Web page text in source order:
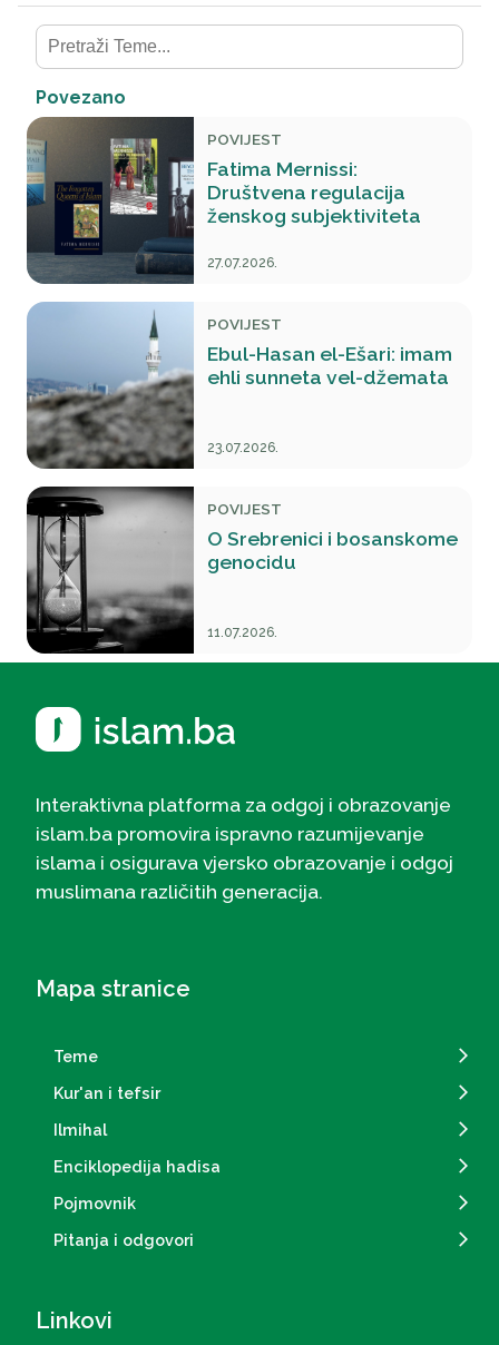
Povezano
POVIJEST
Fatima Mernissi:
Društvena regulacija
ženskog subjektiviteta
27.07.2026.
POVIJEST
Ebul-Hasan el-Ešari: imam
ehli sunneta vel-džemata
23.07.2026.
POVIJEST
O Srebrenici i bosanskome
genocidu
11.07.2026.
Interaktivna platforma za odgoj i obrazovanje
islam.ba promovira ispravno razumijevanje
islama i osigurava vjersko obrazovanje i odgoj
muslimana različitih generacija.
Mapa stranice
Teme
Kur'an i tefsir
Ilmihal
Enciklopedija hadisa
Pojmovnik
Pitanja i odgovori
Linkovi